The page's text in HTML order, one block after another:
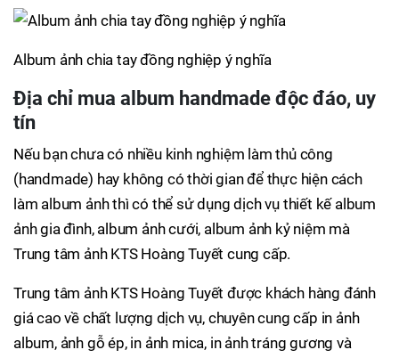
Album ảnh chia tay đồng nghiệp ý nghĩa
Địa chỉ mua album handmade độc đáo, uy
tín
Nếu bạn chưa có nhiều kinh nghiệm làm thủ công
(handmade) hay không có thời gian để thực hiện cách
làm album ảnh thì có thể sử dụng dịch vụ thiết kế album
ảnh gia đình, album ảnh cưới, album ảnh kỷ niệm mà
Trung tâm ảnh KTS Hoàng Tuyết cung cấp.
Trung tâm ảnh KTS Hoàng Tuyết được khách hàng đánh
giá cao về chất lượng dịch vụ, chuyên cung cấp in ảnh
album, ảnh gỗ ép, in ảnh mica, in ảnh tráng gương và